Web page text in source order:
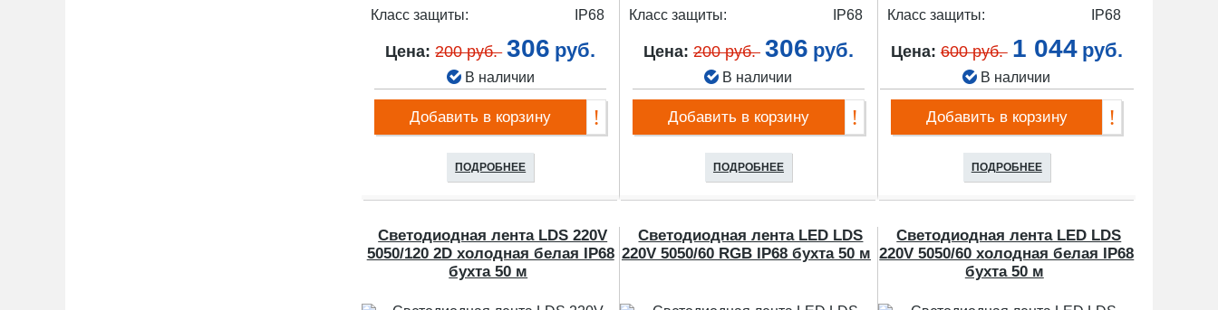
Класс защиты:
IP68
Цена:200 руб. 306 руб.
В наличии
Добавить в корзину
ПОДРОБНЕЕ
Класс защиты:
IP68
Цена: 200 руб. 306 руб.
В наличии
Добавить в корзину
ПОДРОБНЕЕ
Класс защиты:
IP68
Цена:600 руб. 1 044 руб.
В наличии
Добавить в корзину
ПОДРОБНЕЕ
Светодиодная лента LDS 220V
5050/120 2D холодная белая IP68
бухта 50 м
Светодиодная лента LED LDS
220V 5050/60 RGB IP68 бухта 50 м
Светодиодная лента LED LDS
220V 5050/60 холодная белая IP68
бухта 50 м